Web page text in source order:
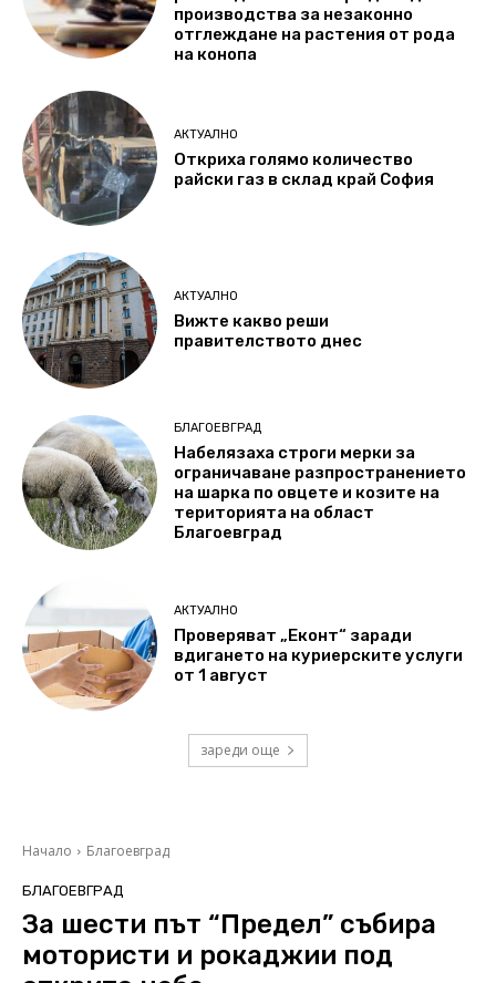
производства за незаконно
отглеждане на растения от рода
на конопа
АКТУАЛНО
Откриха голямо количество
райски газ в склад край София
АКТУАЛНО
Вижте какво реши
правителството днес
БЛАГОЕВГРАД
Набелязаха строги мерки за
ограничаване разпространението
на шарка по овцете и козите на
територията на област
Благоевград
АКТУАЛНО
Проверяват „Еконт“ заради
вдигането на куриерските услуги
от 1 август
зареди още